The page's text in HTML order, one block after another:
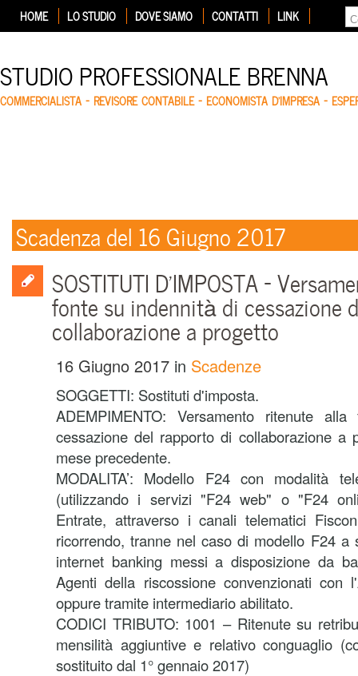
HOME LO STUDIO DOVE SIAMO CONTATTI LINK
STUDIO PROFESSIONALE BRENNA
COMMERCIALISTA – REVISORE CONTABILE – ECONOMISTA D'IMPRESA –
Scadenza del 16 Giugno 2017
SOSTITUTI D’IMPOSTA –
fonte su indennità di cessazione
collaborazione a progetto
16 Giugno 2017 in Scadenze
SOGGETTI: Sostituti d'imposta.
ADEMPIMENTO: Versamento ritenute
cessazione del rapporto di collaborazione a
mese precedente.
MODALITA’: Modello F24 con modalità
(utilizzando i servizi "F24 web" o "F24
Entrate, attraverso i canali telematici
ricorrendo, tranne nel caso di modello F24
internet banking messi a disposizione da
Agenti della riscossione convenzionati con
oppure tramite intermediario abilitato.
CODICI TRIBUTO: 1001 – Ritenute su
mensilità aggiuntive e relativo conguaglio
sostituito dal 1° gennaio 2017)